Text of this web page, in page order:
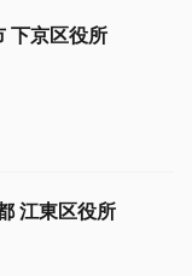
下京区役所
江東区役所